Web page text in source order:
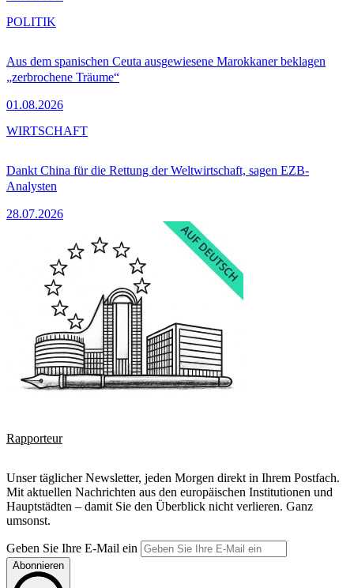
Aus dem spanischen Ceuta ausgewiesene Marokkaner beklagen
„zerbrochene Träume“
01.08.2026
POLITIK
Dankt China für die Rettung der Weltwirtschaft, sagen EZB-
Analysten
28.07.2026
WIRTSCHAFT
Rapporteur
Unser täglicher Newsletter, jeden Morgen direkt in Ihrem Postfach.
Mit aktuellen Nachrichten aus den europäischen Institutionen und
Hauptstädten – damit Sie den Überblick nicht verlieren. Ganz
umsonst.
Geben Sie Ihre E-Mail ein
Abonnieren